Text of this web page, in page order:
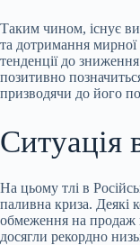
Таким чином, існує
та дотримання
тенденції до
позитивно
призводячи до його
Ситуація
На цьому тлі в
паливна криза. Деякі
обмеження на продаж
досягли рекордно